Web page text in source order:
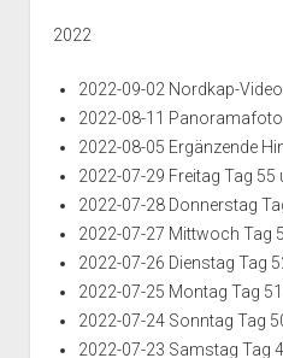
2022
2022-09-02 Nordkap-
2022-08-11
2022-08-05 Ergänzende
2022-07-29 Freitag Tag
2022-07-28 Donnerstag
2022-07-27 Mittwoch Tag
2022-07-26 Dienstag Tag
2022-07-25 Montag Tag
2022-07-24 Sonntag Tag
2022-07-23 Samstag Tag